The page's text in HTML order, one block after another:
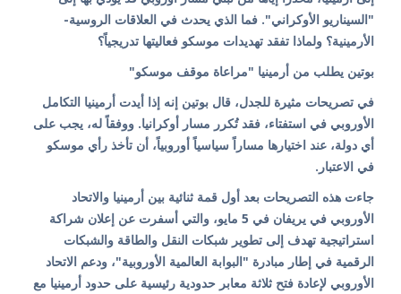
"السيناريو الأوكراني". فما الذي يحدث في العلاقات الروسية-
الأرمينية؟ ولماذا تفقد تهديدات موسكو فعاليتها تدريجياً؟
بوتين يطلب من أرمينيا "مراعاة موقف موسكو"
في تصريحات مثيرة للجدل، قال بوتين إنه إذا أيدت أرمينيا التكامل
الأوروبي في استفتاء، فقد تُكرر مسار أوكرانيا. ووفقاً له، يجب على
أي دولة، عند اختيارها مساراً سياسياً أوروبياً، أن تأخذ رأي موسكو
في الاعتبار.
جاءت هذه التصريحات بعد أول قمة ثنائية بين أرمينيا والاتحاد
الأوروبي في يريفان في 5 مايو، والتي أسفرت عن إعلان شراكة
استراتيجية تهدف إلى تطوير شبكات النقل والطاقة والشبكات
الرقمية في إطار مبادرة "البوابة العالمية الأوروبية"، ودعم الاتحاد
الأوروبي لإعادة فتح ثلاثة معابر حدودية رئيسية على حدود أرمينيا مع